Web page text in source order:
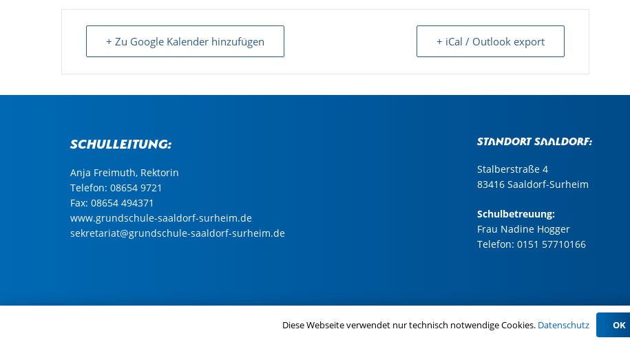
+ Zu Google Kalender hinzufügen + iCal / Outlook export
Schulleitung:
Anja Freimuth, Rektorin
Telefon: 08654 9721
Fax: 08654 494371
www.grundschule-saaldorf-surheim.de
sekretariat@grundschule-saaldorf-surheim.de
Standort Saaldorf:
Stalberstraße 4
83416 Saaldorf-Surheim
Schulbetreuung:
Frau Nadine Hogger
Telefon: 0151 57710166
Diese Webseite verwendet nur technisch notwendige Cookies. Datenschutz OK